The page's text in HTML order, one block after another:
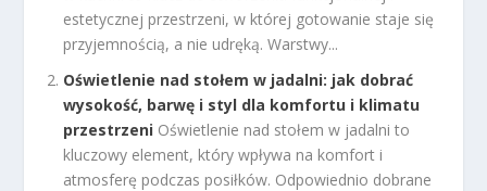
estetycznej przestrzeni, w której gotowanie staje się
przyjemnością, a nie udręką. Warstwy...
Oświetlenie nad stołem w jadalni: jak dobrać
wysokość, barwę i styl dla komfortu i klimatu
przestrzeni Oświetlenie nad stołem w jadalni to
kluczowy element, który wpływa na komfort i
atmosferę podczas posiłków. Odpowiednio dobrane